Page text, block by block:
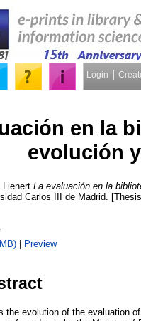
Login
en la
evolución
Lienert La evaluación en la
Carlos III de Madrid.
| Preview
the evolution of the evaluation